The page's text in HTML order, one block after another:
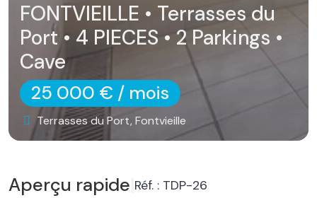
FONTVIEILLE • Terrasses du
Port • 4 PIECES • 2 Parkings •
Cave
25 000 € / mois
Terrasses du Port, Fontvieille
Aperçu rapide Réf. : TDP-26